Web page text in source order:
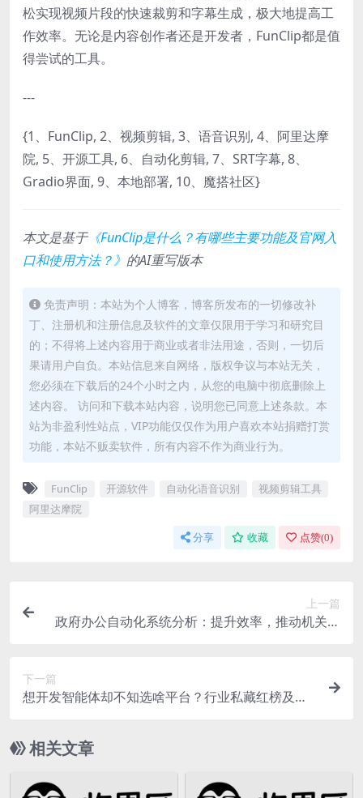
松实现视频片段的快速裁剪和字幕生成，极大地提高工
作效率。无论是内容创作者还是开发者，FunClip都是值
得尝试的工具。
---
{1、FunClip, 2、视频剪辑, 3、语音识别, 4、阿里达摩
院, 5、开源工具, 6、自动化剪辑, 7、SRT字幕, 8、
Gradio界面, 9、本地部署, 10、魔搭社区}
本文是基于《FunClip是什么？有哪些主要功能及官网入
口和使用方法？》 的AI重写版本
免责声明：本站为个人博客，博客所发布的一切修改补
丁、注册机和注册信息及软件的文章仅限用于学习和研究目
的；不得将上述内容用于商业或者非法用途，否则，一切后
果请用户自负。本站信息来自网络，版权争议与本站无关，
您必须在下载后的24个小时之内，从您的电脑中彻底删除上
述内容。 访问和下载本站内容，说明您已同意上述条款。本
站为非盈利性站点，VIP功能仅仅作为用户喜欢本站捐赠打赏
功能，本站不贩卖软件，所有内容不作为商业行为。
FunClip 开源软件 自动化语音识别
视频剪辑工具
阿里达摩院
分享 收藏 点赞(0)
上一篇
政府办公自动化系统分析：提升效率，推动机关办
下一篇
想开发智能体却不知选啥平台？行业私藏红榜及官
相关文章